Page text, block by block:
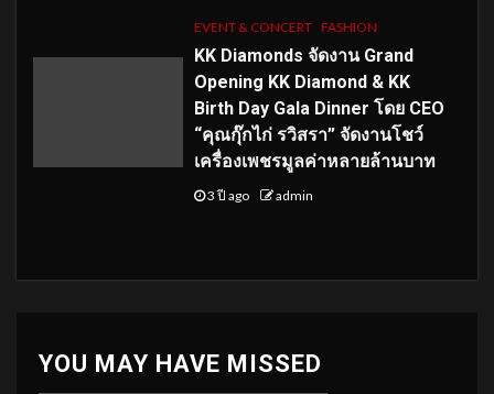
EVENT & CONCERT FASHION
KK Diamonds จัดงาน Grand
Opening KK Diamond & KK
Birth Day Gala Dinner โดย CEO
“คุณกุ๊กไก่ รวิสรา” จัดงานโชว์
เครื่องเพชรมูลค่าหลายล้านบาท
3 ปี ago admin
YOU MAY HAVE MISSED